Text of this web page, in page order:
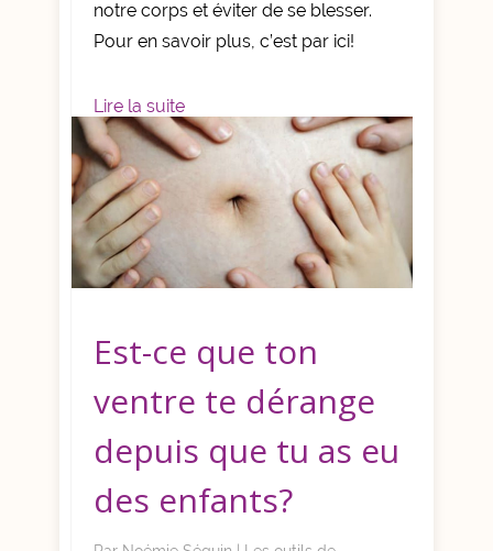
notre corps et éviter de se blesser.
Pour en savoir plus, c’est par ici!
Lire la suite
Est-ce que ton
ventre te dérange
depuis que tu as eu
des enfants?